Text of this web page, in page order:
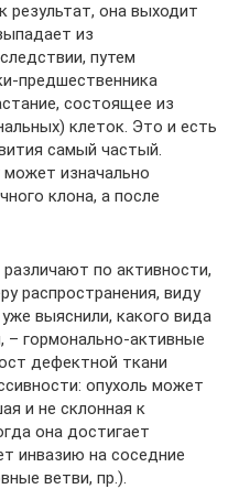
результат, она выходит
из
путем
предшественника
состоящее из
клеток. Это и есть
самый частый.
может изначально
клона, а после
по активности,
распространения, виду
выяснили, какого вида
гормонально-активные
дефектной ткани
опухоль может
и не склонная к
она достигает
инвазию на соседние
ветви, пр.).